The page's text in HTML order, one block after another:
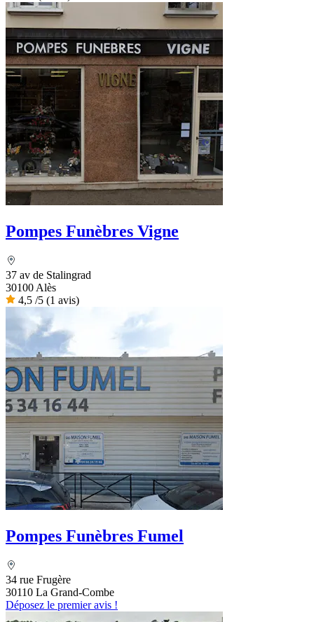
Pompes Funèbres Vigne
37 av de Stalingrad
30100 Alès
4,5 /5 (1 avis)
Pompes Funèbres Fumel
34 rue Frugère
30110 La Grand-Combe
Déposez le premier avis !